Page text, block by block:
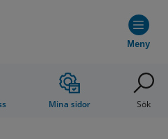
Meny
Mina sidor Sök